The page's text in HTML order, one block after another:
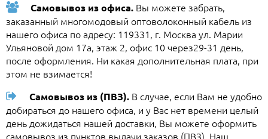
Самовывоз из офиса. Вы можете забрать,
заказанный многомодовый оптоволоконный кабель из
нашего офиса по адресу: 119331, г. Москва ул. Марии
Ульяновой дом 17а, этаж 2, офис 10 через29-31 день,
после оформления. Ни какая дополнительная плата, при
этом не взимается!
Самовывоз из (ПВЗ). В случае, если Вам не удобно
добираться до нашего офиса, и у Вас нет времени целый
день дожидаться нашей доставки, Вы можете оформить
самовывоз из пунктов выдачи заказов (ПВЗ). Наш